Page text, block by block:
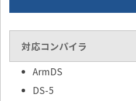
対応コンパイラ
ArmDS
DS-5